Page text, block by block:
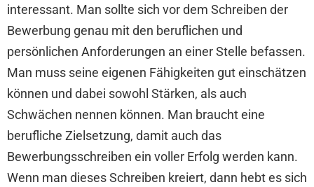
interessant. Man sollte sich vor dem Schreiben der
Bewerbung genau mit den beruflichen und
persönlichen Anforderungen an einer Stelle befassen.
Man muss seine eigenen Fähigkeiten gut einschätzen
können und dabei sowohl Stärken, als auch
Schwächen nennen können. Man braucht eine
berufliche Zielsetzung, damit auch das
Bewerbungsschreiben ein voller Erfolg werden kann.
Wenn man dieses Schreiben kreiert, dann hebt es sich